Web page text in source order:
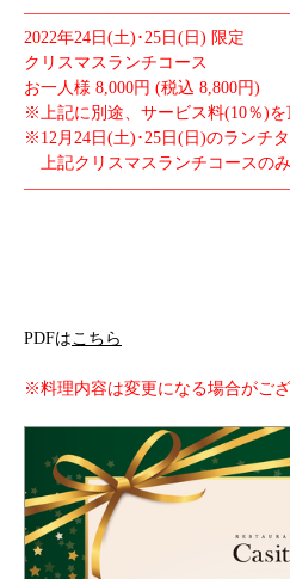
2022年24日(土)･25日(日) 限定
クリスマスランチコース
お一人様 8,000円 (税込 8,800円)
※上記に別途、サービス料(10％)を
※12月24日(土)･25日(日)のランチ
上記クリスマスランチコースのみ
PDFはこちら
※料理内容は変更になる場合がござ